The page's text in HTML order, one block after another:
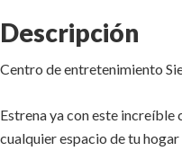
Descripción
Centro de entretenimiento
Estrena ya con este
cualquier espacio de tu